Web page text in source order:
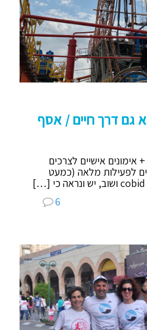
גם דרך חיים / אסף
אישיים לצרכים
לפעילות מלאה (כמעט
[…]
6